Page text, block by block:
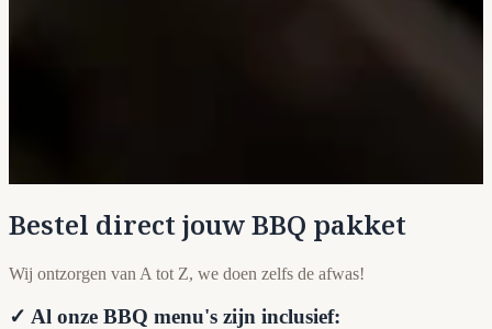
Bestel direct jouw BBQ pakket
Wij ontzorgen van A tot Z, we doen zelfs de afwas!
✓ Al onze BBQ menu's zijn inclusief: